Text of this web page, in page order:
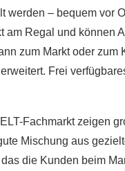
– bequem vor
am Regal und können
zum Markt oder
Frei
Fachmarkt zeigen
Mischung aus
die Kunden beim